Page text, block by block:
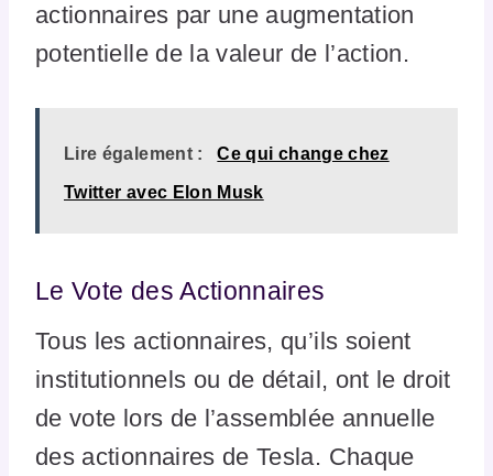
actionnaires par une augmentation
potentielle de la valeur de l’action.
Lire également : Ce qui change chez
Twitter avec Elon Musk
Le Vote des Actionnaires
Tous les actionnaires, qu’ils soient
institutionnels ou de détail, ont le droit
de vote lors de l’assemblée annuelle
des actionnaires de Tesla. Chaque